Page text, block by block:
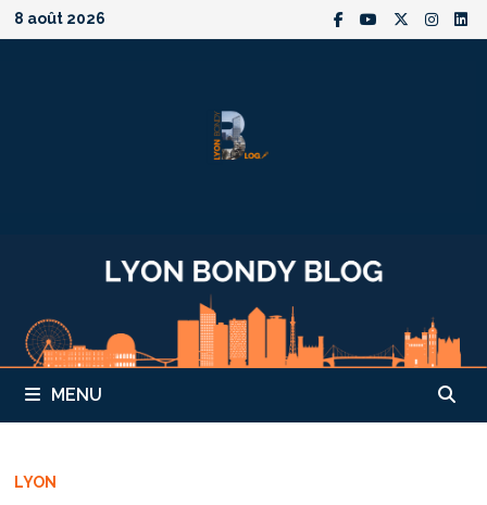
Passer
au
8 août 2026
MENU
LYON